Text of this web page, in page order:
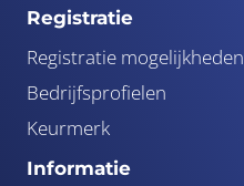
Registratie
Registratie mogelijkheden
Bedrijfsprofielen
Keurmerk
Informatie